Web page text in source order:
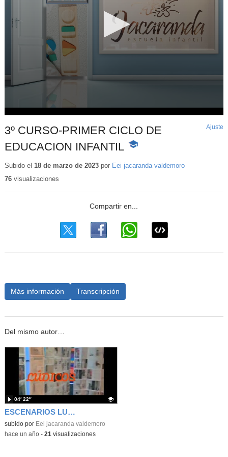
3º CURSO-PRIMER CICLO DE
EDUCACION INFANTIL -
educativo
Ajuste
Subido el 18 de marzo de 2023por Eei jacaranda valdemoro
76visualizaciones
Más información Transcripción
Del mismo autor…
ESCENARIOS LUDICOS
Contenido educativo.
subido por Eei jacaranda valdemoro
04′ 22″
-hace un año- 21 visualizaciones